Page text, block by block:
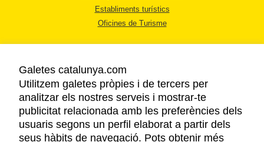
Establiments turístics
Oficines de Turisme
AVÍS LEGAL
POLÍTICA DE PRIVACITAT
COOKIES
Galetes catalunya.com
Utilitzem galetes pròpies i de tercers per
analitzar els nostres serveis i mostrar-te
publicitat relacionada amb les preferències dels
usuaris segons un perfil elaborat a partir dels
seus hàbits de navegació. Pots obtenir més